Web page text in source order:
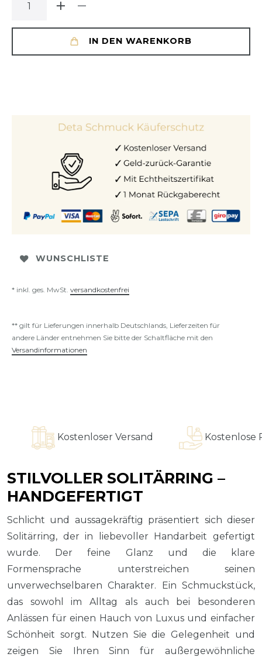
IN DEN WARENKORB
WUNSCHLISTE
* inkl. ges. MwSt. versandkostenfrei
** gilt für Lieferungen innerhalb Deutschlands, Lieferzeiten für
andere Länder entnehmen Sie bitte der Schaltfläche mit den
Versandinformationen
Kostenloser Versand Kostenlose
STILVOLLER SOLITÄRRING –
HANDGEFERTIGT
Schlicht und aussagekräftig präsentiert sich dieser
Solitärring, der in liebevoller Handarbeit gefertigt
wurde. Der feine Glanz und die klare
Formensprache unterstreichen seinen
unverwechselbaren Charakter. Ein Schmuckstück,
das sowohl im Alltag als auch bei besonderen
Anlässen für einen Hauch von Luxus und einfacher
Schönheit sorgt. Nutzen Sie die Gelegenheit und
zeigen Sie Ihren Sinn für außergewöhnliche